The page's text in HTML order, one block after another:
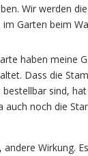
Wir werden
Garten beim
haben meine
Dass die
sind,
noch die
Wirkung.